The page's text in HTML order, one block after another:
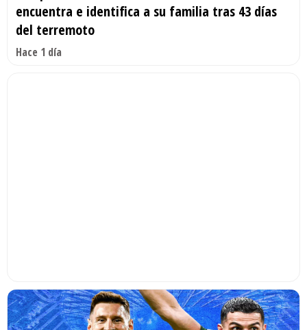
encuentra e identifica a su familia tras 43 días
del terremoto
Hace 1 día